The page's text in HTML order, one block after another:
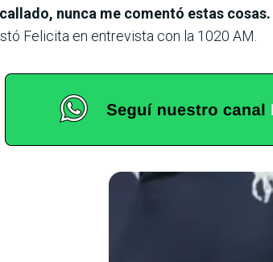
nunca me comentó estas cosas.
Felicita en entrevista con la 1020 AM.